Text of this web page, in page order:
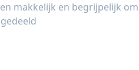
makkelijk en begrijpelijk